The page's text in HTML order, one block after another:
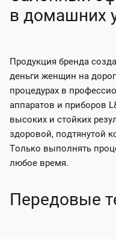
в домашних
Продукция бренда
деньги женщин на
процедурах в
аппаратов и приборов
высоких и стойких
здоровой, подтянутой
Только выполнять
любое время.
Передовые